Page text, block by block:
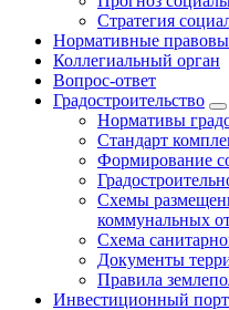
Стратегия
Нормативные
Коллегиальный орган
Вопрос-ответ
Градостроительство
Нормативы
Стандарт
Формирование
Схемы
коммунальных
Схема
Документы
Правила
Инвестиционный